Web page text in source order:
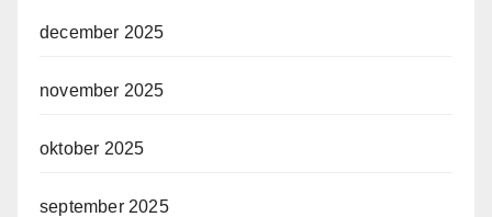
december 2025
november 2025
oktober 2025
september 2025